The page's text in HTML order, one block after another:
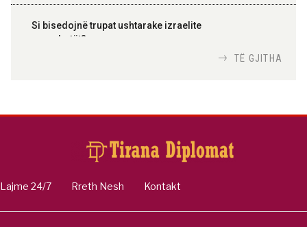
Si bisedojnë trupat ushtarake izraelite
me robotët?
inteligjente izraelite
TË GJITHA
Lajme 24/7 Rreth Nesh Kontakt